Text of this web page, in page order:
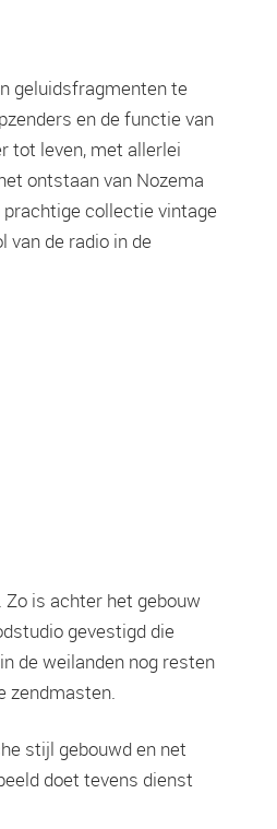
geluidsfragmenten te
en de functie van
tot leven, met allerlei
ontstaan van Nozema
prachtige collectie vintage
van de radio in de
is achter het gebouw
gevestigd die
de weilanden nog resten
zendmasten.
stijl gebouwd en net
doet tevens dienst